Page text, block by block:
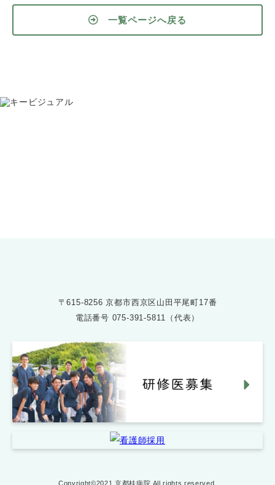
一覧ページへ戻る
〒615-8256 京都市西京区山田平尾町17番
電話番号 075-391-5811（代表）
Copyright©2021 京都桂病院 All rights reserved.